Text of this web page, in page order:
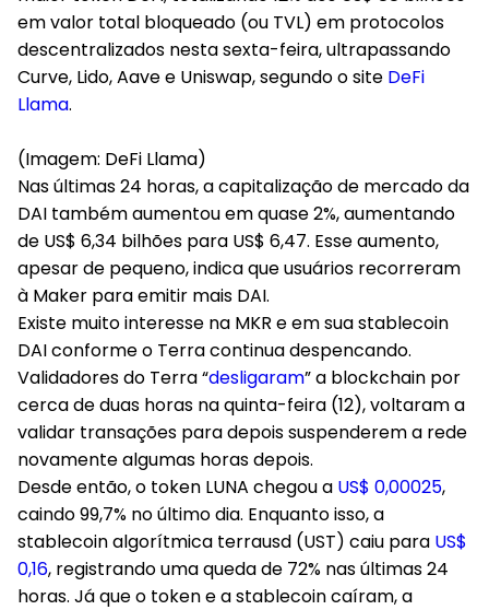
em valor total bloqueado (ou TVL) em protocolos
descentralizados nesta sexta-feira, ultrapassando
Curve, Lido, Aave e Uniswap, segundo o site DeFi
Llama.
(Imagem: DeFi Llama)
Nas últimas 24 horas, a capitalização de mercado da
DAI também aumentou em quase 2%, aumentando
de US$ 6,34 bilhões para US$ 6,47. Esse aumento,
apesar de pequeno, indica que usuários recorreram
à Maker para emitir mais DAI.
Existe muito interesse na MKR e em sua stablecoin
DAI conforme o Terra continua despencando.
Validadores do Terra “desligaram” a blockchain por
cerca de duas horas na quinta-feira (12), voltaram a
validar transações para depois suspenderem a rede
novamente algumas horas depois.
Desde então, o token LUNA chegou a US$ 0,00025,
caindo 99,7% no último dia. Enquanto isso, a
stablecoin algorítmica terrausd (UST) caiu para US$
0,16, registrando uma queda de 72% nas últimas 24
horas. Já que o token e a stablecoin caíram, a